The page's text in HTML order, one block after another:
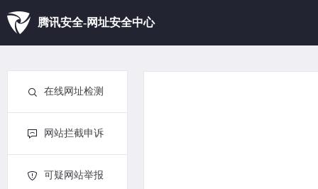
腾讯安全-网址安全中心
在线网址检测
网站拦截申诉
可疑网站举报